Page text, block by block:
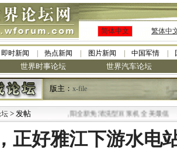
简体中文 繁体中
即时新闻 热点新闻 图片新闻 中国军情
世界时事论坛 世界汽车论坛
版主： x-file
> 发帖 九阳全新免清洗型豆浆机 全美最低
正好雅江下游水电